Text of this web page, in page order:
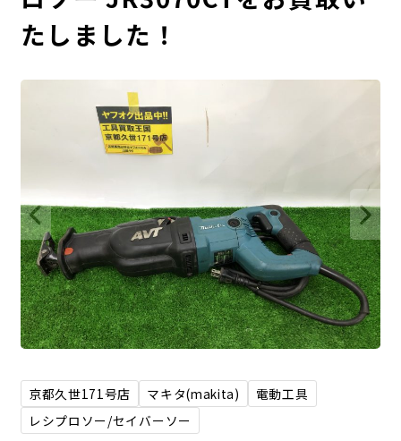
たしました！
京都久世171号店 マキタ(makita)
電動工具
レシプロソー/セイバーソー